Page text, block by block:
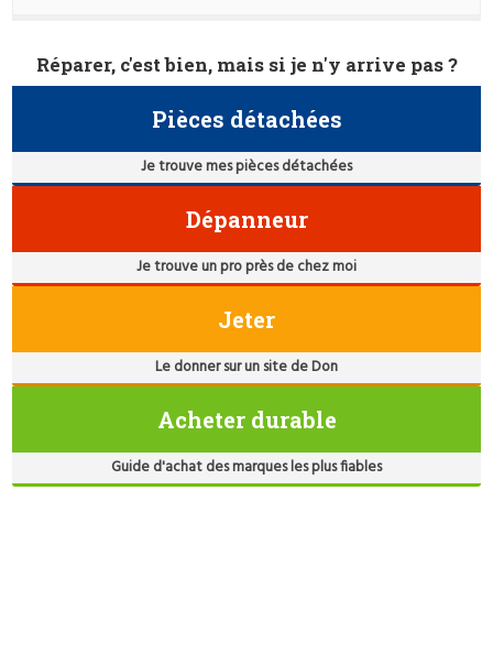
Réparer, c'est bien, mais si je n'y arrive pas ?
Pièces détachées
Je trouve mes pièces détachées
Dépanneur
Je trouve un pro près de chez moi
Jeter
Le donner sur un site de Don
Acheter durable
Guide d'achat des marques les plus fiables